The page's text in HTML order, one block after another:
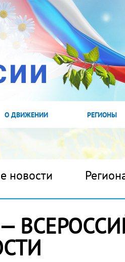
О ДВИЖЕНИИ РЕГИОНЫ
новости